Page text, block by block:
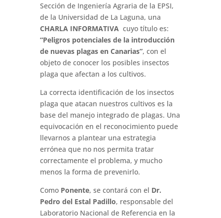
Sección de Ingeniería Agraria de la EPSI,
de la Universidad de La Laguna, una
CHARLA INFORMATIVAcuyo título es:
“Peligros potenciales de la introducción
de nuevas plagas en Canarias”, con el
objeto de conocer los posibles insectos
plaga que afectan a los cultivos.
La correcta identificación de los insectos
plaga que atacan nuestros cultivos es la
base del manejo integrado de plagas. Una
equivocación en el reconocimiento puede
llevarnos a plantear una estrategia
errónea que no nos permita tratar
correctamente el problema, y mucho
menos la forma de prevenirlo.
Como Ponente, se contará con el Dr.
Pedro del Estal Padillo, responsable del
Laboratorio Nacional de Referencia en la